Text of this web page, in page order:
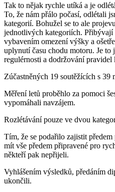
Tak to nějak rychle utíká a je
To, že nám přálo počasí, odlétali
kategorií. Bohužel se to ale
jednotlivých kategoriích. Přibývají
vybavením omezení výšky a
uplynutí času chodu motoru. Je to
regulérnosti a dodržování pravidel
Zúčastněných 19 soutěžících s 39
Měření letů proběhlo za pomoci
vypomáhali navzájem.
Rozlétávání pouze ve dvou
Tím, že se podařilo zajistit
mít vše předem připravené pro
někteří pak nepřijeli.
Vyhlášením výsledků, předáním
ukončili.